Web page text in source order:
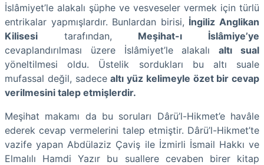
İslâmiyet’le alakalı şüphe ve vesveseler vermek için türlü
entrikalar yapmışlardır. Bunlardan birisi, İngiliz Anglikan
Kilisesi tarafından, Meşihat-ı İslâmiye’ye
cevaplandırılması üzere İslâmiyet’le alakalıaltı sual
yöneltilmesi oldu. Üstelik sordukları bu altı suale
mufassal değil, sadecealtı yüz kelimeyle özet bir cevap
verilmesini talep etmişlerdir.
Meşihat makamı da bu soruları Dârü’l-Hikmet’e havâle
ederek cevap vermelerini talep etmiştir. Dârü’l-Hikmet’te
vazife yapan Abdülaziz Çaviş ile İzmirli İsmail Hakkı ve
Elmalılı Hamdi Yazır bu suallere cevaben birer kitap